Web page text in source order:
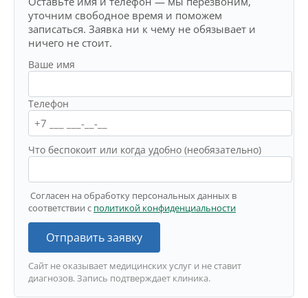
уточним свободное время и поможем
записаться. Заявка ни к чему не обязывает и
ничего не стоит.
Ваше имя
Телефон
Что беспокоит или когда удобно (необязательно)
Согласен на обработку персональных данных в
соответствии с политикой конфиденциальности
Отправить заявку
Сайт не оказывает медицинских услуг и не ставит
диагнозов. Запись подтверждает клиника.